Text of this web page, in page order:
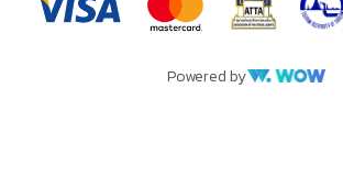
Powered by